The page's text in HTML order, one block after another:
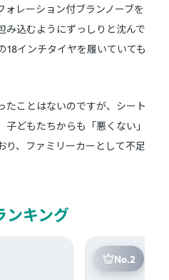
レーション付ブランノーブを
み込むようにずっしりと沈んで
18インチタイヤを履いていても
たことはないのですが、シート
どもたちからも「悪くない」
り、ファミリーカーとして不足